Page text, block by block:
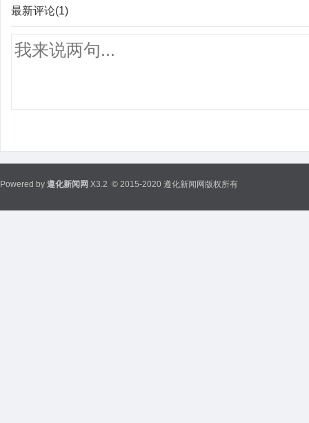
最新评论(1)
Powered by 遵化新闻网 X3.2 © 2015-2020 遵化新闻网版权所有